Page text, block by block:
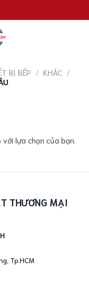
BỊ BẾP / KHÁC /
lựa chọn của bạn.
THƯƠNG MẠI
Tp.HCM